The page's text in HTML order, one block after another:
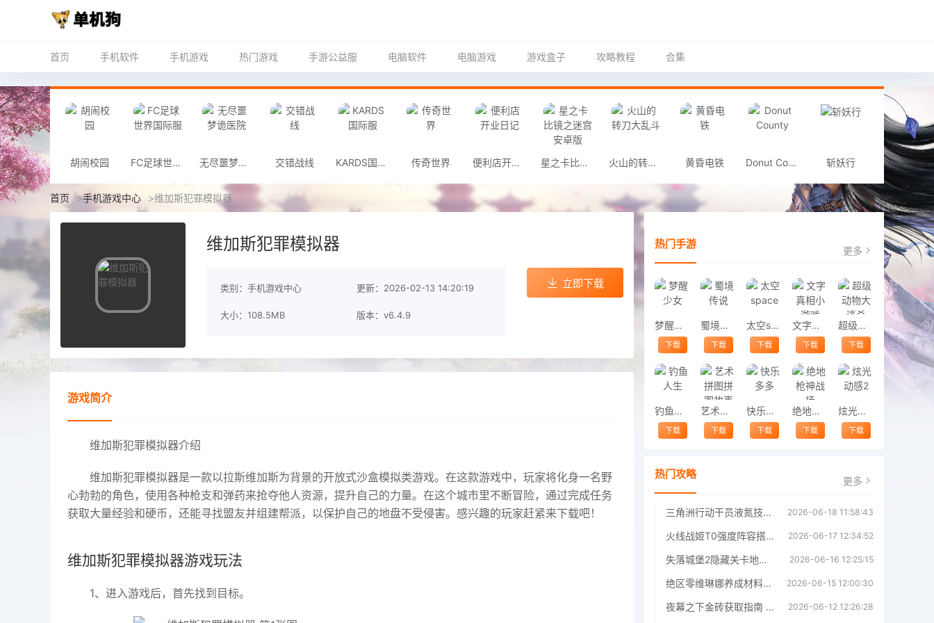
首页 手机软件 手机游戏 热门游戏 手游公益服 电脑软件 电脑游戏 游戏盒子 攻略教程 合集
胡闹校园 FC足球世界国际服 无尽噩梦诡医院 交错战线 KARDS国际服 传奇世界 便利店开业日记 星之卡比镜之迷宫安卓版 火山的转刀大乱斗 黄昏电铁 Donut County 斩妖行
首页 >手机游戏中心 >维加斯犯罪模拟器
维加斯犯罪模拟器
类别：手机游戏中心 更新：2026-02-13 14:20:19
大小：108.5MB 版本：v6.4.9
立即下载
游戏简介
维加斯犯罪模拟器介绍
维加斯犯罪模拟器是一款以拉斯维加斯为背景的开放式沙盒模拟类游戏。在这款游戏中，玩家将化身一名野
心勃勃的角色，使用各种枪支和弹药来抢夺他人资源，提升自己的力量。在这个城市里不断冒险，通过完成任务
获取大量经验和硬币，还能寻找盟友并组建帮派，以保护自己的地盘不受侵害。感兴趣的玩家赶紧来下载吧！
维加斯犯罪模拟器游戏玩法
1、进入游戏后，首先找到目标。
热门手游 更多
梦醒少女
下载
蜀境传说
下载
太空space
下载
文字真相小游戏
下载
超级动物大逃杀
下载
钓鱼人生
下载
艺术拼图拼图故事
下载
快乐多多
下载
绝地枪神战场
下载
炫光动感2
下载
热门攻略 更多
三角洲行动干员液氮技能效果详解 三角洲行动干员液氮技能介绍 2026-06-18 11:58:43
火线战姬T0强度阵容搭配推荐 火线战姬T0强度阵容哪个好 2026-06-17 12:34:52
失落城堡2隐藏关卡地图解锁指南 2026-06-16 12:25:15
绝区零维琳娜养成材料汇总指南 2026-06-15 12:00:30
夜幕之下金砖获取指南 夜幕之下金砖获取方法 2026-06-12 12:26:28